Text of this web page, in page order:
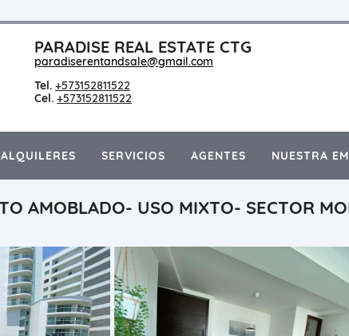
PARADISE REAL ESTATE CTG
paradiserentandsale@gmail.com
Tel. +573152811522
Cel. +573152811522
ALQUILERES SERVICIOS AGENTES NUESTRA
AMOBLADO- USO MIXTO- SECTOR